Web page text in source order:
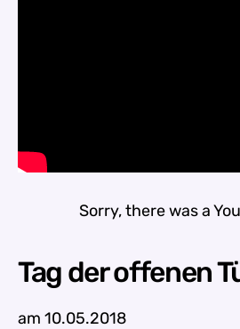
Sorry, there was a
Tag der offenen
am 10.05.2018